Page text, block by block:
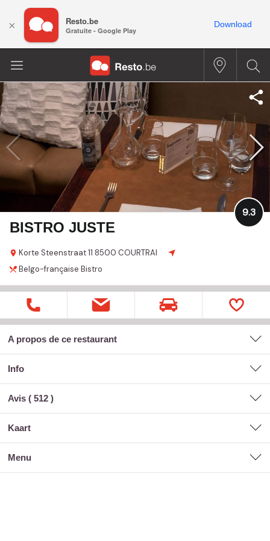
BISTRO JUSTE
Korte Steenstraat 11 8500 COURTRAI
9.3
Belgo-française Bistro
A propos de ce restaurant
Info
Avis ( 512 )
kaart
menu
× Resto.be
Gratuite - Google Play
Download